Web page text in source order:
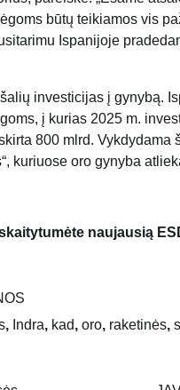
būtų teikiamos vis
Ispanijoje
investicijas į gynybą.
į kurias 2025 m.
800 mlrd.
kuriuose oro gynyba
naujausią
, Indra, kad, oro, raketinės,